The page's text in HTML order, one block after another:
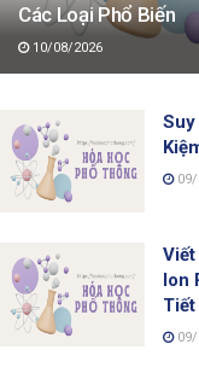
Các Loại Phổ Biến
10/08/2026
Suy
09/
Ion
Tiết
09/